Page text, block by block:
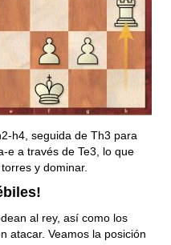
h4, seguida de Th3 para
e a través de Te3, lo que
y dominar.
al rey, así como los
atacar. Veamos la posición